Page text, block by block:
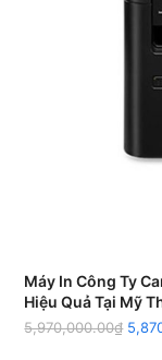
Máy In Công Ty
Hiệu Quả Tại Mỹ
5,970,000.00₫